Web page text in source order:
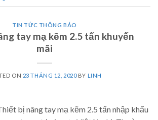
TIN TỨC THÔNG BÁO
tay mạ kẽm 2.5 tấn khuyến
mãi
ON 23 THÁNG 12, 2020BY LINH
bị nâng tay mạ kẽm 2.5 tấn nhập khẩu